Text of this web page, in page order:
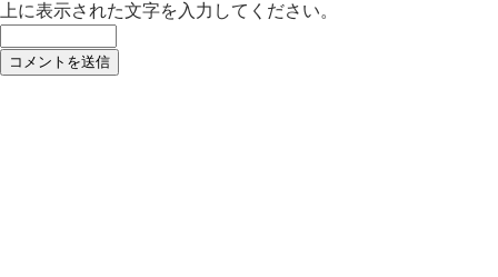
上に表示された文字を入力してください。